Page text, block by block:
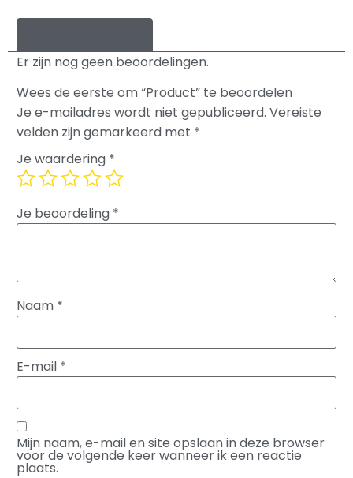
Er zijn nog geen beoordelingen.
Wees de eerste om “Product” te beoordelen
Je e-mailadres wordt niet gepubliceerd. Vereiste
velden zijn gemarkeerd met *
Je waardering *
Je beoordeling *
Naam *
E-mail *
Mijn naam, e-mail en site opslaan in deze browser
voor de volgende keer wanneer ik een reactie
plaats.